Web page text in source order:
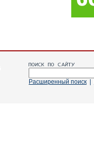
Расширенный поиск